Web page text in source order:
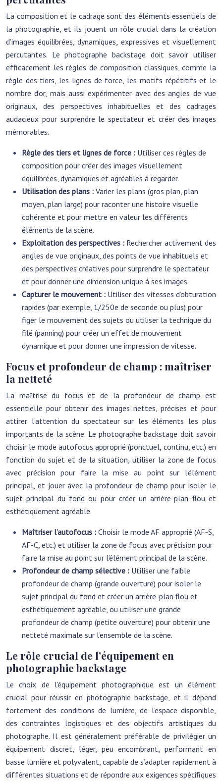
La composition et le cadrage sont des éléments essentiels de
la photographie, et ils jouent un rôle crucial dans la création
d’images équilibrées, dynamiques, expressives et visuellement
percutantes. Le photographe backstage doit savoir utiliser
efficacement les règles de composition classiques, comme la
règle des tiers, les lignes de force, les motifs répétitifs et le
nombre d’or, mais aussi expérimenter avec des angles de vue
originaux, des perspectives inhabituelles et des cadrages
audacieux pour surprendre le spectateur et créer des images
mémorables.
Règle des tiers et lignes de force : Utiliser ces règles de
composition pour créer des images visuellement
équilibrées, dynamiques et agréables à regarder.
Utilisation des plans : Varier les plans (gros plan, plan
moyen, plan large) pour raconter une histoire visuelle
cohérente et pour mettre en valeur les différents
éléments de la scène.
Exploitation des perspectives : Rechercher activement des
angles de vue originaux, des points de vue inhabituels et
des perspectives créatives pour surprendre le spectateur
et pour donner une dimension unique à ses images.
Capturer le mouvement : Utiliser des vitesses d’obturation
rapides (par exemple, 1/250e de seconde ou plus) pour
figer le mouvement des sujets ou utiliser la technique du
filé (panning) pour créer un effet de mouvement
dynamique et pour donner une impression de vitesse.
Focus et profondeur de champ : maîtriser
la netteté
La maîtrise du focus et de la profondeur de champ est
essentielle pour obtenir des images nettes, précises et pour
attirer l’attention du spectateur sur les éléments les plus
importants de la scène. Le photographe backstage doit savoir
choisir le mode autofocus approprié (ponctuel, continu, etc.) en
fonction du sujet et de la situation, utiliser la zone de focus
avec précision pour faire la mise au point sur l’élément
principal, et jouer avec la profondeur de champ pour isoler le
sujet principal du fond ou pour créer un arrière-plan flou et
esthétiquement agréable.
Maîtriser l’autofocus : Choisir le mode AF approprié (AF-S,
AF-C, etc.) et utiliser la zone de focus avec précision pour
faire la mise au point sur l’élément principal de la scène.
Profondeur de champ sélective : Utiliser une faible
profondeur de champ (grande ouverture) pour isoler le
sujet principal du fond et créer un arrière-plan flou et
esthétiquement agréable, ou utiliser une grande
profondeur de champ (petite ouverture) pour obtenir une
netteté maximale sur l’ensemble de la scène.
Le rôle crucial de l’équipement en
photographie backstage
Le choix de l’équipement photographique est un élément
crucial pour réussir en photographie backstage, et il dépend
fortement des conditions de lumière, de l’espace disponible,
des contraintes logistiques et des objectifs artistiques du
photographe. Il est généralement préférable de privilégier un
équipement discret, léger, peu encombrant, performant en
basse lumière et polyvalent, capable de s’adapter rapidement à
différentes situations et de répondre aux exigences spécifiques